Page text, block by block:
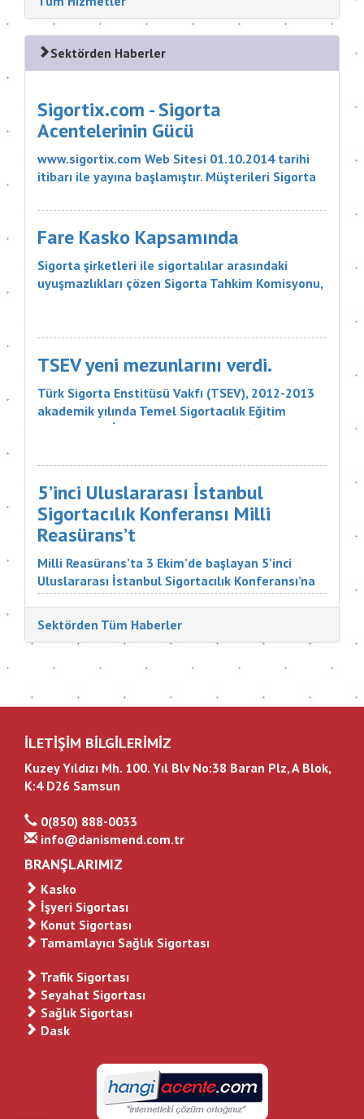
Sektörden Haberler
Sigortix.com - Sigorta
Acentelerinin Gücü
www.sigortix.com Web Sitesi 01.10.2014 tarihi
itibarı ile yayına başlamıştır. Müşterileri Sigorta
Acentelerini neden tercih etmeleri gerektiği
konusunda bilgilendiren ve Sitedeki Üye Sigorta
Acentelerine müşteri yö...
Fare Kasko Kapsamında
Sigorta şirketleri ile sigortalılar arasındaki
uyuşmazlıkları çözen Sigorta Tahkim Komisyonu,
liralık tazminatı ödemesine karar verdi. Sigorta
Tahkim Komisyonu M...
TSEV yeni mezunlarını verdi.
Türk Sigorta Enstitüsü Vakfı (TSEV), 2012-2013
akademik yılında Temel Sigortacılık Eğitim
Programı ve İleri Düzey Sigortacılık Eğitim
tamamlayan öğrencilerini mezun etti. Sigorta
şirketlerinin &uu...
5’inci Uluslararası İstanbul
Sigortacılık Konferansı Milli
Reasürans’t
Milli Reasürans’ta 3 Ekim’de başlayan 5’inci
Uluslararası İstanbul Sigortacılık Konferansı’na
Türkiye ve dünyadan çok değerli katılımcılar
katıldı. Sigorta Tatbikatçıları Derneği'nin
düzenlediği konferansın aç...
Sektörden Tüm Haberler
İLETİŞİM BİLGİLERİMİZ
Kuzey Yıldızı Mh. 100. Yıl Blv No:38 Baran Plz, A Blok,
K:4 D26 Samsun
0(850) 888-0033
info@danismend.com.tr
BRANŞLARIMIZ
Kasko
İşyeri Sigortası
Konut Sigortası
Tamamlayıcı Sağlık Sigortası
Trafik Sigortası
Seyahat Sigortası
Sağlık Sigortası
Dask